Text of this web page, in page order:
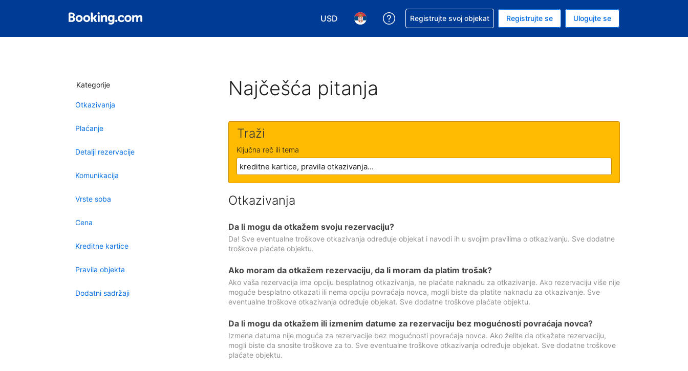
USD
Izaberite valutu. Vaša trenutna valuta je američki dolar
Izaberite jezik. Vaš trenutni jezik je Srpskom
Zatražite pomoć u vezi sa rezervacijom
Registrujte svoj objekat Registrujte se Ulogujte se
Kategorije
Otkazivanja
Plaćanje
Detalji rezervacije
Komunikacija
Vrste soba
Cena
Kreditne kartice
Pravila objekta
Dodatni sadržaji
Najčešća pitanja
Traži
Ključna reč ili tema
Otkazivanja
Da li mogu da otkažem svoju rezervaciju?
Da! Sve eventualne troškove otkazivanja određuje objekat i navodi ih u svojim pravilima o otkazivanju. Sve dodatne
troškove plaćate objektu.
Ako moram da otkažem rezervaciju, da li moram da platim trošak?
Ako vaša rezervacija ima opciju besplatnog otkazivanja, ne plaćate naknadu za otkazivanje. Ako rezervaciju više nije
moguće besplatno otkazati ili nema opciju povraćaja novca, mogli biste da platite naknadu za otkazivanje. Sve
eventualne troškove otkazivanja određuje objekat. Sve dodatne troškove plaćate objektu.
Da li mogu da otkažem ili izmenim datume za rezervaciju bez mogućnosti povraćaja novca?
Izmena datuma nije moguća za rezervacije bez mogućnosti povraćaja novca. Ako želite da otkažete rezervaciju,
mogli biste da snosite troškove za to. Sve eventualne troškove otkazivanja određuje objekat. Sve dodatne troškove
plaćate objektu.